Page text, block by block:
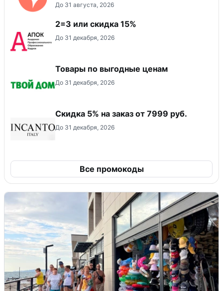
До 31 августа, 2026
2=3 или скидка 15%
До 31 декабря, 2026
Товары по выгодные ценам
До 31 декабря, 2026
Скидка 5% на заказ от 7999 руб.
До 31 декабря, 2026
Все промокоды